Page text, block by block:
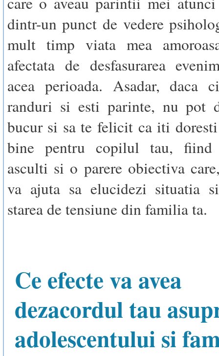
dintr-un punct de vedere
mult timp viata mea
afectata de desfasurarea
acea perioada. Asadar, daca
randuri si esti parinte, nu pot
bucur si sa te felicit ca iti
bine pentru copilul tau, fiind
asculti si o parere obiectiva
va ajuta sa elucidezi situatia
starea de tensiune din familia ta.
Ce efecte va avea
dezacordul tau
adolescentului si